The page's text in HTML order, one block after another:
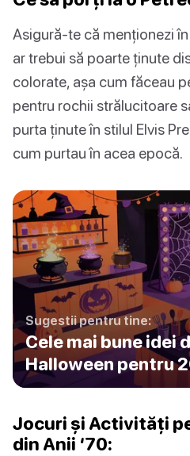
Asigură-te că menționezi
ar trebui să poarte ținute
colorate, așa cum făceau
pentru rochii strălucitoare
purta ținute în stilul Elvis
cum purtau în acea epocă.
Sugestii pentru tine:
Cele mai bune idei
Halloween pentru
Jocuri și Activități
din Anii ‘70: